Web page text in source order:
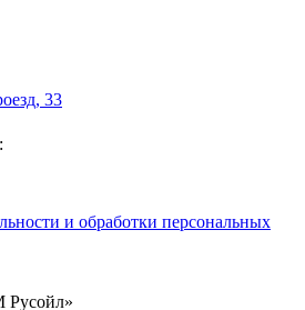
33
и обработки персональных